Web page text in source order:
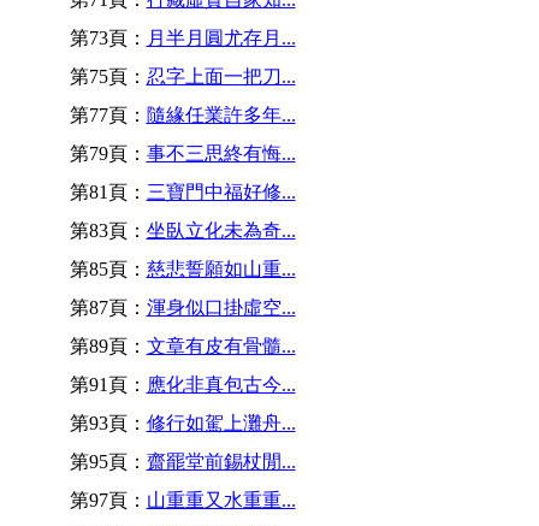
第73頁： 月半月圓尤存月...
第75頁： 忍字上面一把刀...
第77頁： 隨緣任業許多年...
第79頁： 事不三思終有悔...
第81頁： 三寶門中福好修...
第83頁： 坐臥立化未為奇...
第85頁： 慈悲誓願如山重...
第87頁： 渾身似口掛虛空...
第89頁： 文章有皮有骨髓...
第91頁： 應化非真包古今...
第93頁： 修行如駕上灘舟...
第95頁： 齋罷堂前錫杖閒...
第97頁： 山重重又水重重...